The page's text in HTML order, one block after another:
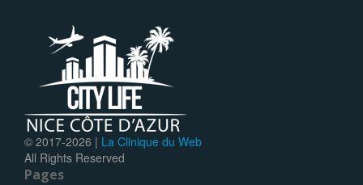
© 2017-2026 | La Clinique du Web
All Rights Reserved
Pages